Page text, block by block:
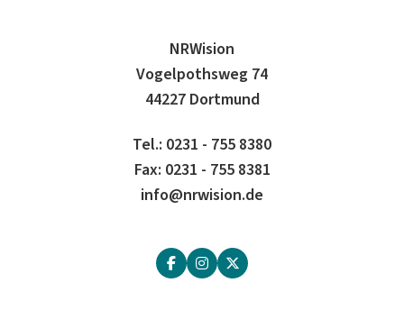
NRWision
Vogelpothsweg 74
44227 Dortmund
Tel.: 0231 - 755 8380
Fax: 0231 - 755 8381
info@nrwision.de